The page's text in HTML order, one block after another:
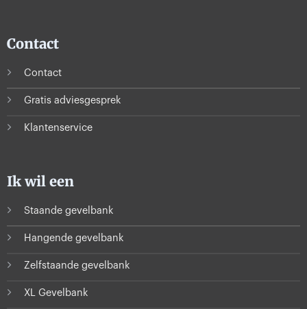
Contact
Contact
Gratis adviesgesprek
Klantenservice
Ik wil een
Staande gevelbank
Hangende gevelbank
Zelfstaande gevelbank
XL Gevelbank